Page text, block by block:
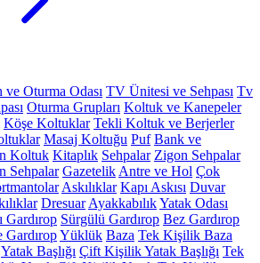
ve Oturma Odası TV Ünitesi ve Sehpası Tv
Oturma Grupları Koltuk ve Kanepeler
Köşe Koltuklar Tekli Koltuk ve Berjerler
Masaj Koltuğu Puf Bank ve
Koltuk Kitaplık Sehpalar Zigon Sehpalar
Sehpalar Gazetelik Antre ve Hol Çok
Askılıklar Kapı Askısı Duvar
Dresuar AyakkabılıkYatak Odası
Gardırop Sürgülü Gardırop Bez Gardırop
GardıropYüklük Baza Tek Kişilik Baza
Yatak Başlığı Çift Kişilik Yatak Başlığı Tek